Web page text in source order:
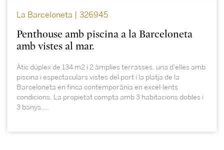
La Barceloneta | 326945
Penthouse amb piscina a la Barceloneta
amb vistes al mar.
Àtic dúplex de 134 m2 i 2 àmplies terrasses, una d'elles amb
piscina i espectaculars vistes del port i la platja de la
Barceloneta en finca contemporània en excel·lents
condicions. La propietat compta amb 3 habitacions dobles i
3 banys....